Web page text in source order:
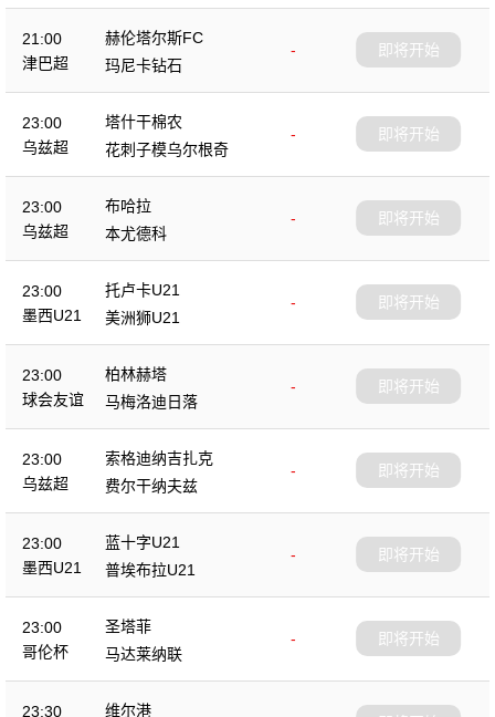
21:00
津巴超
赫伦塔尔斯FC
-
玛尼卡钻石
即将开始
23:00
乌兹超
塔什干棉农
-
花刺子模乌尔根奇
即将开始
23:00
乌兹超
布哈拉
-
本尤德科
即将开始
23:00
墨西U21
托卢卡U21
-
美洲狮U21
即将开始
23:00
球会友谊
柏林赫塔
-
马梅洛迪日落
即将开始
23:00
乌兹超
索格迪纳吉扎克
-
费尔干纳夫兹
即将开始
23:00
墨西U21
蓝十字U21
-
普埃布拉U21
即将开始
23:00
哥伦杯
圣塔菲
-
马达莱纳联
即将开始
23:30 维尔港